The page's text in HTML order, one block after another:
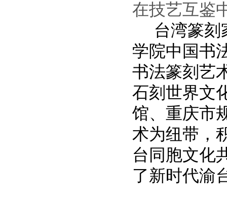
在技艺互鉴
台湾篆刻
学院中国书
书法篆刻艺
石刻世界文
馆、重庆市
术为纽带，
台同胞文化
了新时代渝